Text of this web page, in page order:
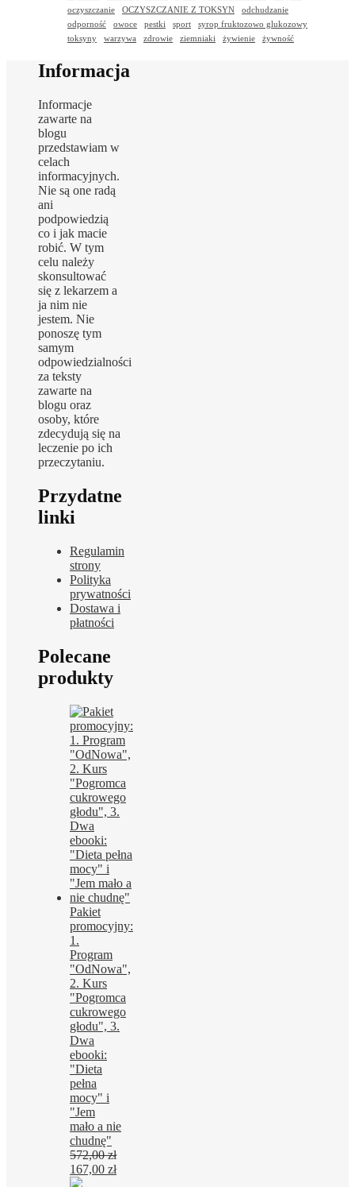
oczyszczanie
OCZYSZCZANIE Z TOKSYN
odchudzanie
odporność
owoce pestki sport
syrop fruktozowo glukozowy
toksyny
warzywa zdrowie ziemniaki żywienie żywność
Informacja
Informacje
zawarte na
blogu
przedstawiam w
celach
informacyjnych.
Nie są one radą
ani
podpowiedzią
co i jak macie
robić. W tym
celu należy
skonsultować
się z lekarzem a
ja nim nie
jestem. Nie
ponoszę tym
samym
odpowiedzialności
za teksty
zawarte na
blogu oraz
osoby, które
zdecydują się na
leczenie po ich
przeczytaniu.
Przydatne
linki
Regulamin
strony
Polityka
prywatności
Dostawa i
płatności
Polecane
produkty
Pakiet
promocyjny:
1.
Program
"OdNowa",
2. Kurs
"Pogromca
cukrowego
głodu", 3.
Dwa
ebooki:
"Dieta
pełna
mocy" i
"Jem
mało a nie
chudnę"
572,00zł
Pierwotna
cena
167,00 złAktualna